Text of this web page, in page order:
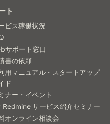
ト
ビス稼働状況
サポート窓口
書の依頼
用マニュアル・スタートアップ
ド
ナー・イベント
Redmine サービス紹介セミナー
オンライン相談会